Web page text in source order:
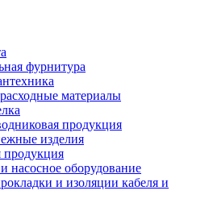
фурнитура
материалы
продукция
изделия
продукция
насосное оборудование
и изоляции кабеля и